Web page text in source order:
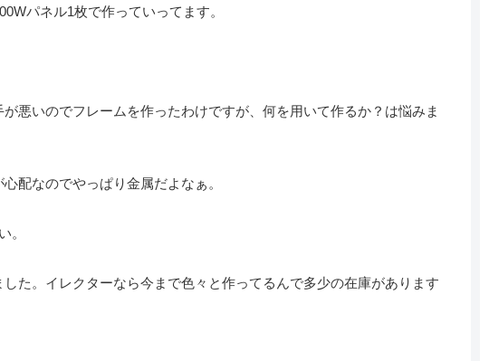
パネル1枚で作っていってます。
悪いのでフレームを作ったわけですが、何を用いて作るか？は悩みま
配なのでやっぱり金属だよなぁ。
。
た。イレクターなら今まで色々と作ってるんで多少の在庫があります